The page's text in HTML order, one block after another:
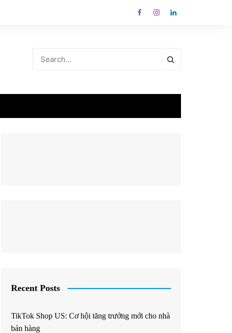
Recent Posts
TikTok Shop US: Cơ hội tăng trưởng mới cho nhà
bán hàng